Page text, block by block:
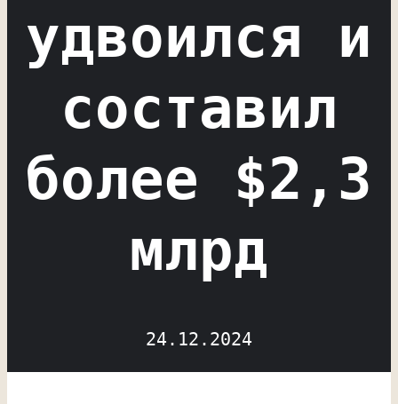
удвоился и
составил
более $2,3
млрд
24.12.2024